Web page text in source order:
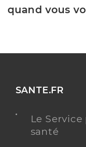
quand vous
SANTE.FR
Le
santé